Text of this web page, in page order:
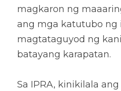
magkaron ng
ang mga katutubo ng
magtataguyod ng
batayang karapatan.
Sa IPRA, kinikilala